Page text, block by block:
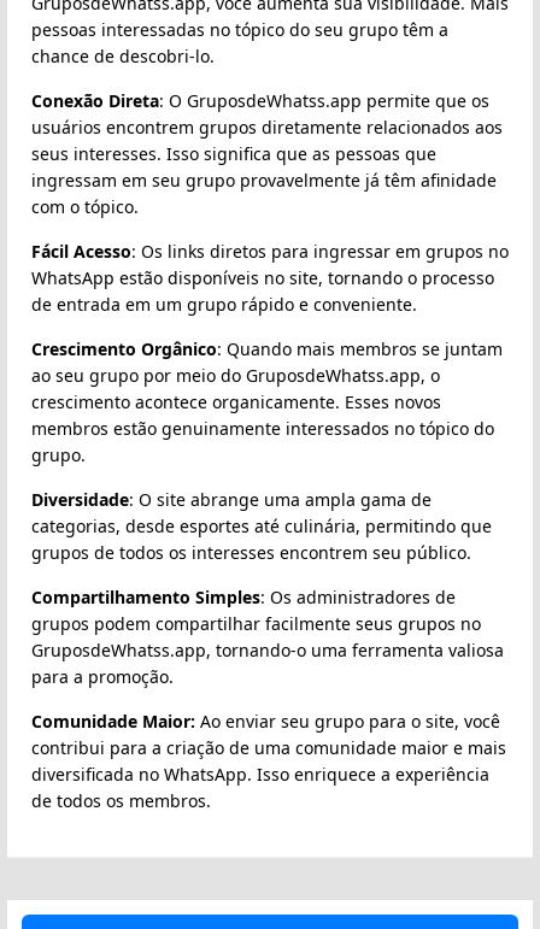
pessoas interessadas no tópico do seu grupo têm a
chance de descobri-lo.
Conexão Direta: O GruposdeWhatss.app permite que os
usuários encontrem grupos diretamente relacionados aos
seus interesses. Isso significa que as pessoas que
ingressam em seu grupo provavelmente já têm afinidade
com o tópico.
Fácil Acesso: Os links diretos para ingressar em grupos no
WhatsApp estão disponíveis no site, tornando o processo
de entrada em um grupo rápido e conveniente.
Crescimento Orgânico: Quando mais membros se juntam
ao seu grupo por meio do GruposdeWhatss.app, o
crescimento acontece organicamente. Esses novos
membros estão genuinamente interessados no tópico do
grupo.
Diversidade: O site abrange uma ampla gama de
categorias, desde esportes até culinária, permitindo que
grupos de todos os interesses encontrem seu público.
Compartilhamento Simples: Os administradores de
grupos podem compartilhar facilmente seus grupos no
GruposdeWhatss.app, tornando-o uma ferramenta valiosa
para a promoção.
Comunidade Maior: Ao enviar seu grupo para o site, você
contribui para a criação de uma comunidade maior e mais
diversificada no WhatsApp. Isso enriquece a experiência
de todos os membros.